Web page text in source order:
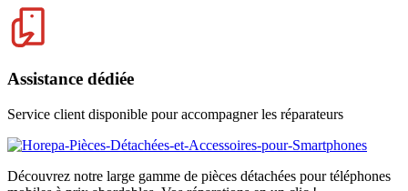
Assistance dédiée
Service client disponible pour accompagner les réparateurs
Découvrez notre large gamme de pièces détachées pour téléphones